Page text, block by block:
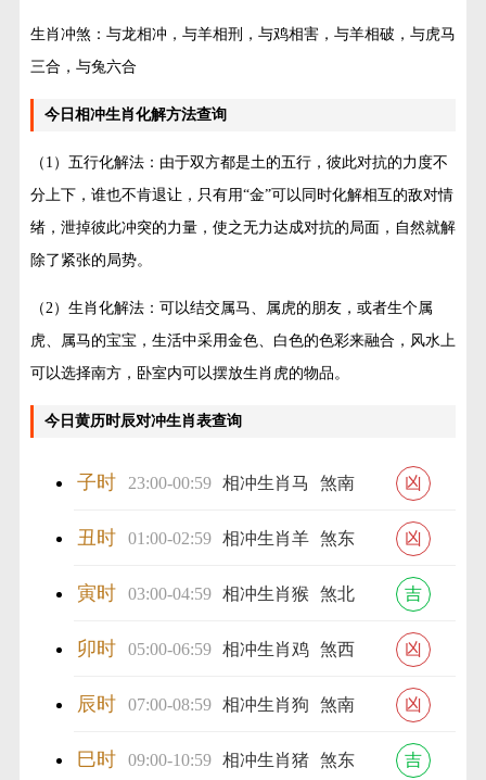
生肖冲煞：与龙相冲，与羊相刑，与鸡相害，与羊相破，与虎马
三合，与兔六合
今日相冲生肖化解方法查询
（1）五行化解法：由于双方都是土的五行，彼此对抗的力度不
分上下，谁也不肯退让，只有用“金”可以同时化解相互的敌对情
绪，泄掉彼此冲突的力量，使之无力达成对抗的局面，自然就解
除了紧张的局势。
（2）生肖化解法：可以结交属马、属虎的朋友，或者生个属
虎、属马的宝宝，生活中采用金色、白色的色彩来融合，风水上
可以选择南方，卧室内可以摆放生肖虎的物品。
今日黄历时辰对冲生肖表查询
子时 23:00-00:59 相冲生肖马 煞南 凶
丑时 01:00-02:59 相冲生肖羊 煞东 凶
寅时 03:00-04:59 相冲生肖猴 煞北 吉
卯时 05:00-06:59 相冲生肖鸡 煞西 凶
辰时 07:00-08:59 相冲生肖狗 煞南 凶
巳时 09:00-10:59 相冲生肖猪 煞东 吉